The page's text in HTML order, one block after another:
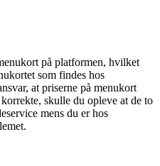
på platformen, hvilket
som findes hos
at priserne på menukort
skulle du opleve at de to
mens du er hos